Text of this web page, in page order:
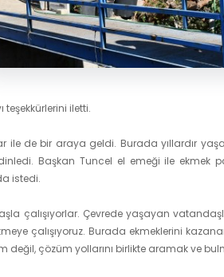
iletti.
ile de bir araya geldi. Burada yıllardır
Başkan Tuncel el emeği ile ekmek
istedi.
çalışıyorlar. Çevrede yaşayan
çalışıyoruz. Burada ekmeklerini
çözüm yollarını birlikte aramak ve